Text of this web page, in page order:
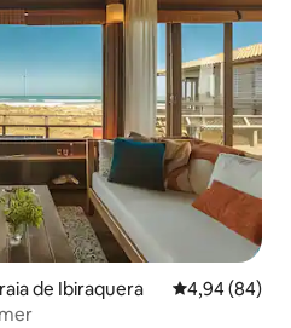
de Ibiraquera Note
4,94 (84)